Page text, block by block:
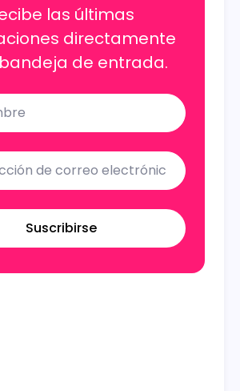
las últimas
directamente
de entrada.
Suscribirse